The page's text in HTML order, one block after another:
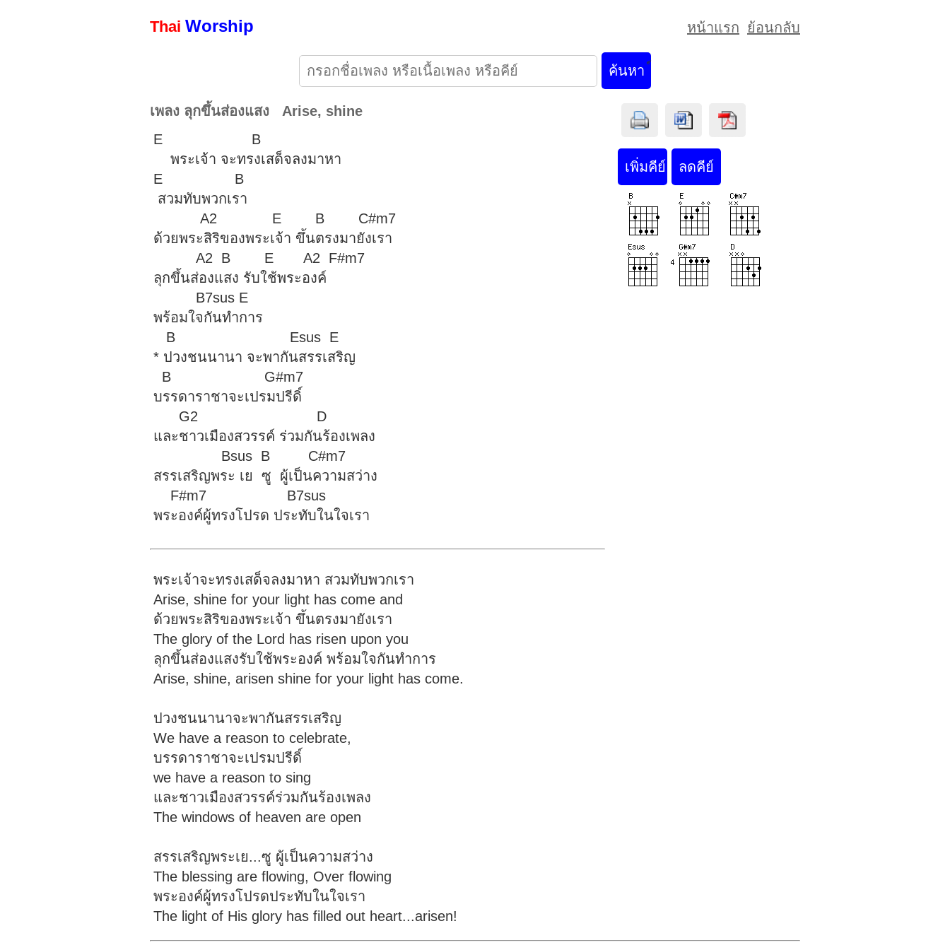
Thai Worship หน้าแรก ย้อนกลับ
เพลง ลุกขึ้นส่องแสง Arise, shine
E B
พระเจ้า จะทรงเสด็จลงมาหา
E B
สวมทับพวกเรา
A2 E B C#m7
ด้วยพระสิริของพระเจ้า ขึ้นตรงมายังเรา
A2 B E A2 F#m7
ลุกขึ้นส่องแสง รับใช้พระองค์
B7sus E
พร้อมใจกันทำการ
B Esus E
* ปวงชนนานา จะพากันสรรเสริญ
B G#m7
บรรดาราชาจะเปรมปรีดิ์
G2 D
และชาวเมืองสวรรค์ ร่วมกันร้องเพลง
Bsus B C#m7
สรรเสริญพระ เย ซู ผู้เป็นความสว่าง
F#m7 B7sus
พระองค์ผู้ทรงโปรด ประทับในใจเรา
พระเจ้าจะทรงเสด็จลงมาหา สวมทับพวกเรา
Arise, shine for your light has come and
ด้วยพระสิริของพระเจ้า ขึ้นตรงมายังเรา
The glory of the Lord has risen upon you
ลุกขึ้นส่องแสงรับใช้พระองค์ พร้อมใจกันทำการ
Arise, shine, arisen shine for your light has come.
ปวงชนนานาจะพากันสรรเสริญ
We have a reason to celebrate,
บรรดาราชาจะเปรมปรีดิ์
we have a reason to sing
และชาวเมืองสวรรค์ร่วมกันร้องเพลง
The windows of heaven are open
สรรเสริญพระเย...ซู ผู้เป็นความสว่าง
The blessing are flowing, Over flowing
พระองค์ผู้ทรงโปรดประทับในใจเรา
The light of His glory has filled out heart...arisen!